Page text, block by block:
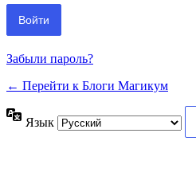
Забыли пароль?
← Перейти к Блоги Магикум
Язык